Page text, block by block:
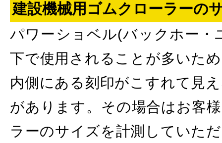
建設機械用ゴムクローラーの
パワーショベル(バックホー・
下で使用されることが多いた
内側にある刻印がこすれて見
があります。その場合はお客
ラーのサイズを計測していた